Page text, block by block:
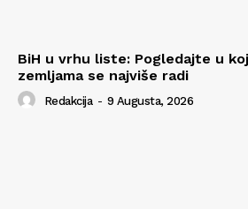
BiH u vrhu liste: Pogledajte u
zemljama se najviše radi
Redakcija - 9 Augusta, 2026